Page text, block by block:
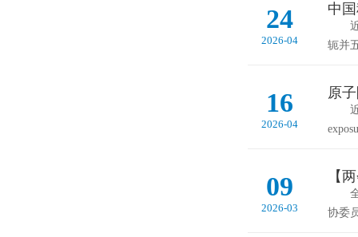
24
2026-04
中
近
轭并
16
2026-04
原
近
09
2026-03
【
全
协委